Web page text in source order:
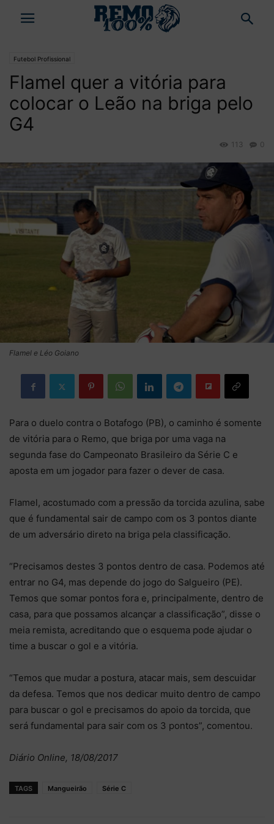
Futebol Profissional
Flamel quer a vitória para
colocar o Leão na briga pelo
G4
0
113
Flamel e Léo Goiano
Para o duelo contra o Botafogo (PB), o caminho é somente
de vitória para o Remo, que briga por uma vaga na
segunda fase do Campeonato Brasileiro da Série C e
aposta em um jogador para fazer o dever de casa.
Flamel, acostumado com a pressão da torcida azulina, sabe
que é fundamental sair de campo com os 3 pontos diante
de um adversário direto na briga pela classificação.
“Precisamos destes 3 pontos dentro de casa. Podemos até
entrar no G4, mas depende do jogo do Salgueiro (PE).
Temos que somar pontos fora e, principalmente, dentro de
casa, para que possamos alcançar a classificação”, disse o
meia remista, acreditando que o esquema pode ajudar o
time a buscar o gol e a vitória.
“Temos que mudar a postura, atacar mais, sem descuidar
da defesa. Temos que nos dedicar muito dentro de campo
para buscar o gol e precisamos do apoio da torcida, que
será fundamental para sair com os 3 pontos”, comentou.
Diário Online, 18/08/2017
TAGS Mangueirão Série C